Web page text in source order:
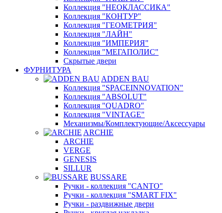
Коллекция "НЕОКЛАССИКА"
Коллекция "КОНТУР"
Коллекция "ГЕОМЕТРИЯ"
Коллекция "ЛАЙН"
Коллекция "ИМПЕРИЯ"
Коллекция "МЕГАПОЛИС"
Скрытые двери
ФУРНИТУРА
ADDEN BAU
Коллекция "SPACEINNOVATION"
Коллекция "ABSOLUT"
Коллекция "QUADRO"
Коллекция "VINTAGE"
Механизмы/Комплектующие/Аксессуары
ARCHIE
ARCHIE
VERGE
GENESIS
SILLUR
BUSSARE
Ручки - коллекция "CANTO"
Ручки - коллекция "SMART FIX"
Ручки - раздвижные двери